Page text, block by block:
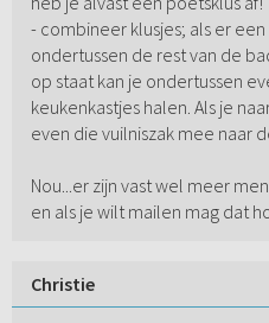
- combineer klusjes; als er
ondertussen de rest van de
op staat kan je ondertussen
keukenkastjes halen. Als je
even die vuilniszak mee naar
Nou...er zijn vast wel meer
en als je wilt mailen mag dat
Christie